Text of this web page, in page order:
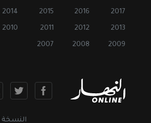
2017
2016
2015
2014
2013
2012
2011
2010
2009
2008
2007
النسخة